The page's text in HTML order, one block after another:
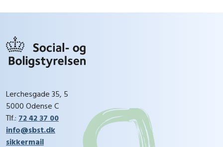
Lerchesgade 35, 5
5000 Odense C
Tlf.: 72 42 37 00
info@sbst.dk
sikkermail